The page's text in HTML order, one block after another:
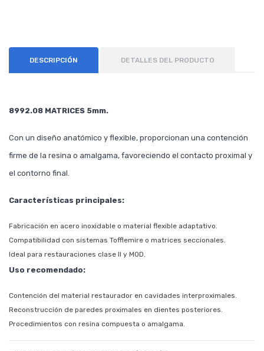
DESCRIPCIÓN DETALLES DEL PRODUCTO
8992.08 MATRICES 5mm.
Con un diseño anatómico y flexible, proporcionan una contención
firme de la resina o amalgama, favoreciendo el contacto proximal y
el contorno final.
Características principales:
Fabricación en acero inoxidable o material flexible adaptativo.
Compatibilidad con sistemas Tofflemire o matrices seccionales.
Ideal para restauraciones clase II y MOD.
Uso recomendado:
Contención del material restaurador en cavidades interproximales.
Reconstrucción de paredes proximales en dientes posteriores.
Procedimientos con resina compuesta o amalgama.